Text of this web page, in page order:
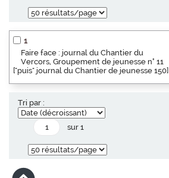
1
Faire face : journal du Chantier du
Vercors, Groupement de jeunesse n° 11
["puis" journal du Chantier de jeunesse 150]
Tri par :
sur 1